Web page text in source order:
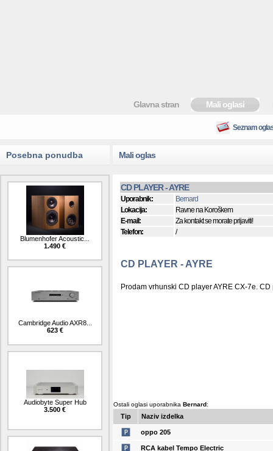
Glavna stran Mali oglasi
Seznam
Posebna ponudba
Blumenhofer Acoustic...
1.490 €
Cambridge Audio AXR8...
623 €
Audiobyte Super Hub
3.500 €
Mali oglas
CD PLAYER - AYRE
Uporabnik:
Bernard
Lokacija:
Ravne na Koroškem
E-mail:
Za kontakt se morate prijaviti!
Telefon:
/
CD PLAYER - AYRE
Prodam vrhunski CD player AYRE CX-7e.
Ostali oglasi uporabnika Bernard:
Tip Naziv izdelka
oppo 205
RCA kabel Tempo Electric